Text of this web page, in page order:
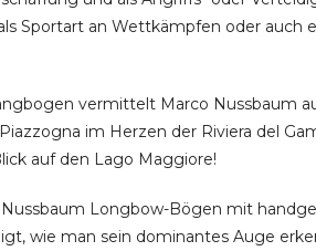
Sportart an Wettkämpfen oder auch
vermittelt Marco Nussbaum
im Herzen der Riviera del
auf den Lago Maggiore!
Longbow-Bögen mit
wie man sein dominantes Auge